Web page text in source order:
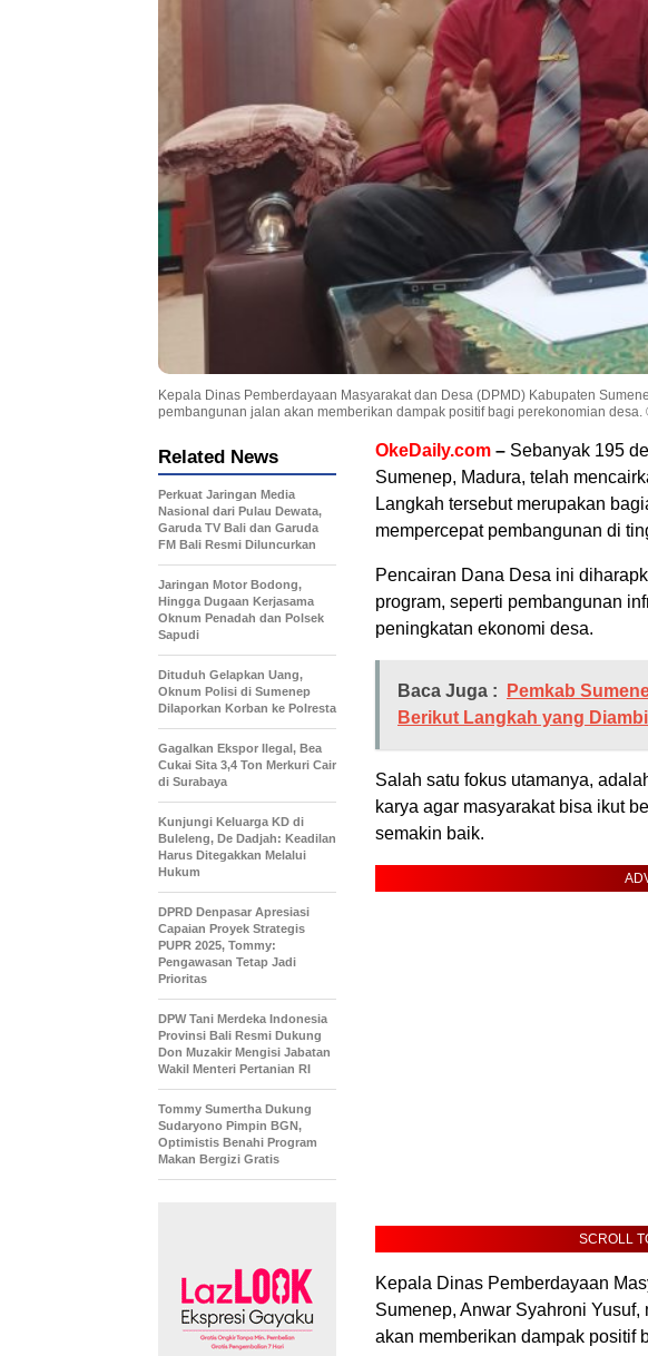
Kepala Dinas Pemberdayaan Masyarakat dan Desa (DPMD) Kabupaten
pembangunan jalan akan memberikan dampak positif bagi perekonomian desa.
OkeDaily.com – Sebanyak 195
Sumenep, Madura, telah
Langkah tersebut merupakan
mempercepat pembangunan di
Pencairan Dana Desa ini
program, seperti pembangunan
peningkatan ekonomi desa.
Baca Juga :
Pemkab
Berikut Langkah yang Diambil
Salah satu fokus utamanya,
karya agar masyarakat bisa ikut
semakin baik.
SCROLL
Kepala Dinas Pemberdayaan
Sumenep, Anwar Syahroni
akan memberikan dampak positif
Related News
Perkuat Jaringan Media
Nasional dari Pulau Dewata,
Garuda TV Bali dan Garuda
FM Bali Resmi Diluncurkan
Jaringan Motor Bodong,
Hingga Dugaan Kerjasama
Oknum Penadah dan Polsek
Sapudi
Dituduh Gelapkan Uang,
Oknum Polisi di Sumenep
Dilaporkan Korban ke Polresta
Gagalkan Ekspor Ilegal, Bea
Cukai Sita 3,4 Ton Merkuri Cair
di Surabaya
Kunjungi Keluarga KD di
Buleleng, De Dadjah: Keadilan
Harus Ditegakkan Melalui
Hukum
DPRD Denpasar Apresiasi
Capaian Proyek Strategis
PUPR 2025, Tommy:
Pengawasan Tetap Jadi
Prioritas
DPW Tani Merdeka Indonesia
Provinsi Bali Resmi Dukung
Don Muzakir Mengisi Jabatan
Wakil Menteri Pertanian RI
Tommy Sumertha Dukung
Sudaryono Pimpin BGN,
Optimistis Benahi Program
Makan Bergizi Gratis